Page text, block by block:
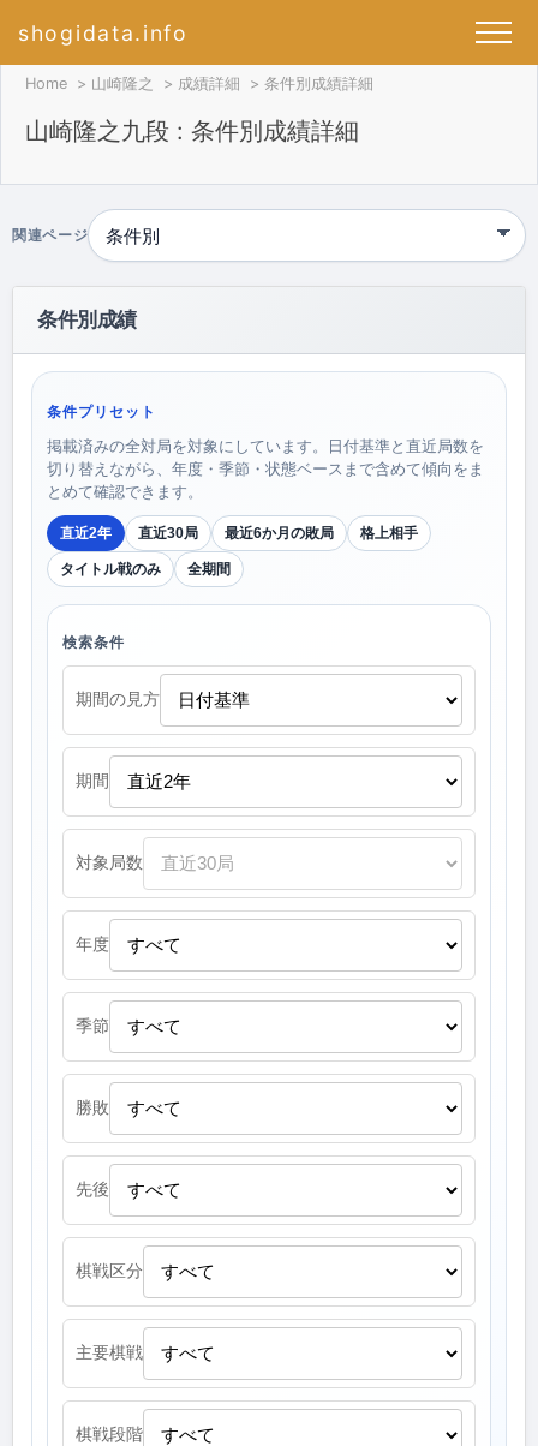
shogidata.info
Home 山崎隆之 成績詳細 条件別成績詳細
山崎隆之九段 : 条件別成績詳細
関連ページ
条件別成績
条件プリセット
掲載済みの全対局を対象にしています。日付基準と直近局数を
切り替えながら、年度・季節・状態ベースまで含めて傾向をま
とめて確認できます。
直近2年 直近30局 最近6か月の敗局 格上相手
タイトル戦のみ 全期間
検索条件
期間の見方
期間
対象局数
年度
季節
勝敗
先後
棋戦区分
主要棋戦
棋戦段階